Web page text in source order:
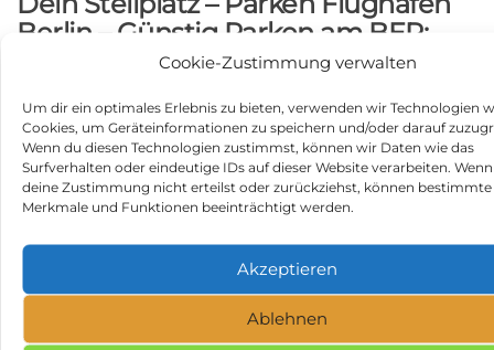
Cookie-Zustimmung verwalten
Um dir ein optimales Erlebnis zu bieten, verwenden wir Technologien
Cookies, um Geräteinformationen zu speichern und/oder darauf
Wenn du diesen Technologien zustimmst, können wir Daten wie das
Surfverhalten oder eindeutige IDs auf dieser Website verarbeiten.
deine Zustimmung nicht erteilst oder zurückziehst, können bestimmte
Merkmale und Funktionen beeinträchtigt werden.
Akzeptieren
Ablehnen
Berlin – Günstig Parken am BER:
durchschnittliche Bewertung:4.5
Anzahl der Bewertungen und Erfahrungsberichte:
1,269
Hier findest Du Erfahrungsberichte und Bewertungen
zum Wohnmobilstellplatz Dein Stellplatz – Parken
Flughafen Berlin – Günstig Parken am BER:
https://search.google.com/local/writereview?
Beitragsnavigation
Beitrag
Werra-Burgen-Steig in
Wassersportclub Eibelstadt
e.V. in 97246 Eibelstadt